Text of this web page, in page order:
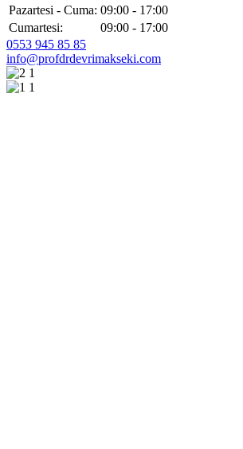
Pazartesi - Cuma: 09:00 - 17:00
Cumartesi:
09:00 - 17:00
0553 945 85 85
info@profdrdevrimakseki.com